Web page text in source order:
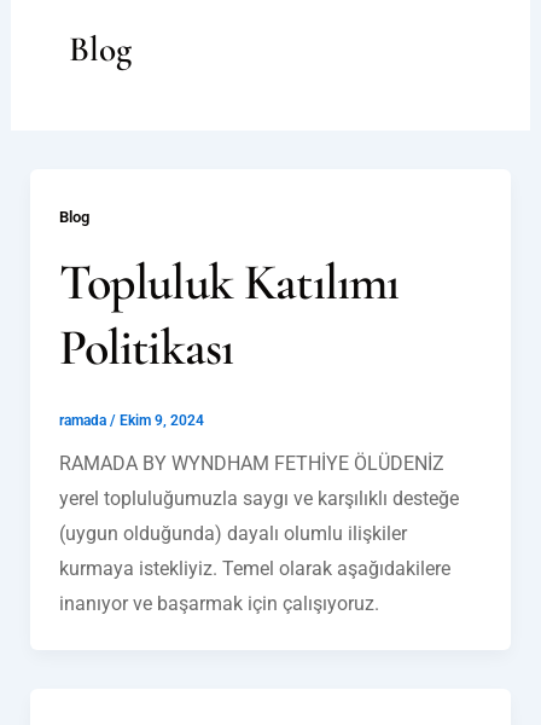
Blog
Blog
Topluluk Katılımı
Politikası
ramada / Ekim 9, 2024
RAMADA BY WYNDHAM FETHİYE ÖLÜDENİZ
yerel topluluğumuzla saygı ve karşılıklı desteğe
(uygun olduğunda) dayalı olumlu ilişkiler
kurmaya istekliyiz. Temel olarak aşağıdakilere
inanıyor ve başarmak için çalışıyoruz.